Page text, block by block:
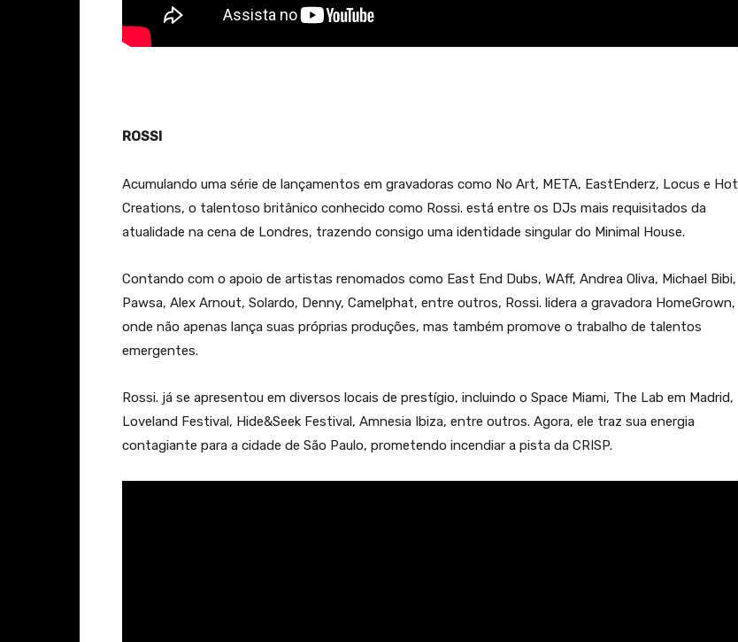
ROSSI
Acumulando uma série de lançamentos em gravadoras como No Art, META, EastEnderz, Locus e Hot
Creations, o talentoso britânico conhecido como Rossi. está entre os DJs mais requisitados da
atualidade na cena de Londres, trazendo consigo uma identidade singular do Minimal House.
Contando com o apoio de artistas renomados como East End Dubs, WAff, Andrea Oliva, Michael Bibi,
Pawsa, Alex Arnout, Solardo, Denny, Camelphat, entre outros, Rossi. lidera a gravadora HomeGrown,
onde não apenas lança suas próprias produções, mas também promove o trabalho de talentos
emergentes.
Rossi. já se apresentou em diversos locais de prestígio, incluindo o Space Miami, The Lab em Madrid,
Loveland Festival, Hide&Seek Festival, Amnesia Ibiza, entre outros. Agora, ele traz sua energia
contagiante para a cidade de São Paulo, prometendo incendiar a pista da CRISP.